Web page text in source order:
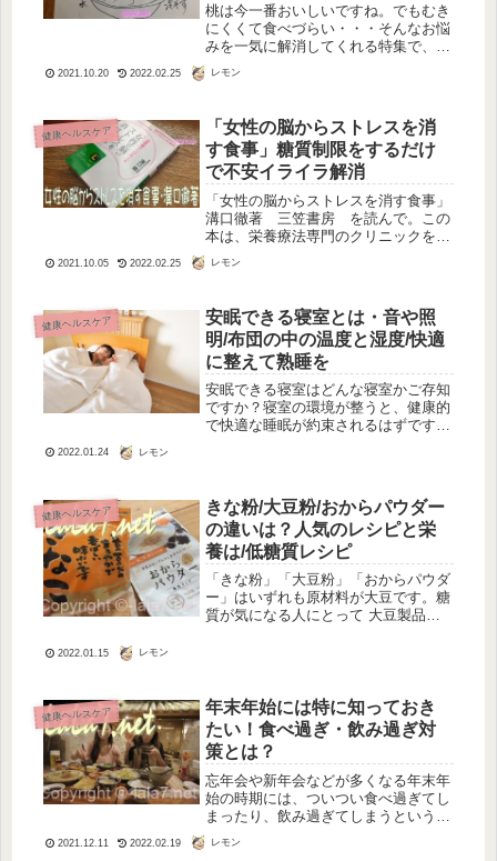
桃は今一番おいしいですね。でもむき
にくくて食べづらい・・・そんなお悩
みを一気に解消してくれる特集で、甘
できました！（ＮＨＫあさイチ
する・甘い桃のサインとは美味しい桃
の...
2021.10.20 2022.02.25 レモン
健康ヘルスケア
「女性の脳からストレスを消
す食事」糖質制限をするだけ
で不安イライラ解消
「女性の脳からストレスを消す食事」
溝口徹著 三笠書房 を読んで。この
本は、栄養療法専門のクリニックを新
ものです。栄養学からのアプローチ
患の治療をされています。結論は、題
名そ...
2021.10.05 2022.02.25 レモン
健康ヘルスケア
安眠できる寝室とは・音や照
明/布団の中の温度と湿度/快適
に整えて熟睡を
安眠できる寝室はどんな寝室かご存知
ですか？寝室の環境が整うと、健康的
で快適な睡眠が約束されるはずです。
は日中ぼんやりなどしてちょっと困り
ます...
2022.01.24 レモン
健康ヘルスケア
きな粉/大豆粉/おからパウダー
の違いは？人気のレシピと栄
養は/低糖質レシピ
「きな粉」「大豆粉」「おからパウダ
ー」はいずれも原材料が大豆です。糖
質が気になる人にとって 大豆製品は
話...
2022.01.15 レモン
健康ヘルスケア
年末年始には特に知っておき
たい！食べ過ぎ・飲み過ぎ対
策とは？
忘年会や新年会などが多くなる年末年
始の時期には、ついつい食べ過ぎてし
まったり、飲み過ぎてしまうというこ
すぎたりしないように注意していて
2021.12.11 2022.02.19 レモン